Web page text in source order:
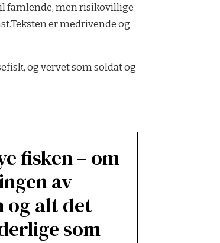
famlende, men risikovillige
er medrivende og
og vervet som soldat og
fisken – om
av
og alt det
som